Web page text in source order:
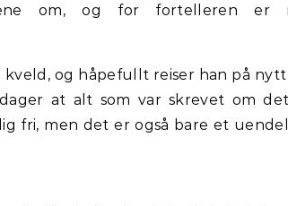
om, og for fortelleren er
og håpefullt reiser han på nytt
at alt som var skrevet om
fri, men det er også bare et